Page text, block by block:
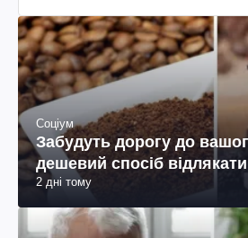
Соціум
Забудуть дорогу до
дешевий спосіб
2 дні тому